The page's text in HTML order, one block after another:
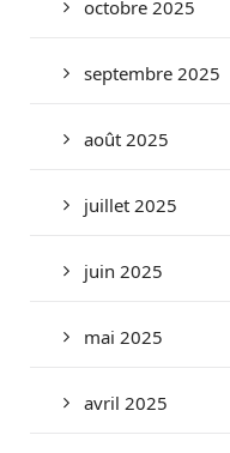
octobre 2025
septembre 2025
août 2025
juillet 2025
juin 2025
mai 2025
avril 2025